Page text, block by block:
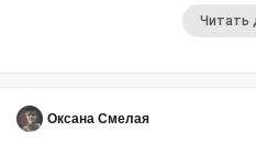
Читать
Оксана Смелая